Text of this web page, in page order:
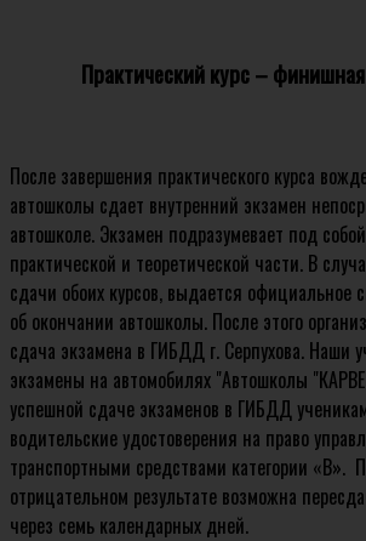
Практический курс –
После завершения практического курса
автошколы сдает внутренний экзамен
автошколе. Экзамен подразумевает под
практической и теоретической части. В
сдачи обоих курсов, выдается официальное
об окончании автошколы. После этого
сдача экзамена в ГИБДД г. Серпухова. Наши
экзамены на автомобилях "Автошколы
успешной сдаче экзаменов в ГИБДД
водительские удостоверения на право
транспортными средствами категории «B».
отрицательном результате возможна
через семь календарных дней.